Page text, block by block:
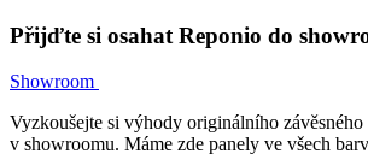
Přijďte si osahat Reponio do
Showroom
Vyzkoušejte si výhody originálního závěsného
v showroomu. Máme zde panely ve všech